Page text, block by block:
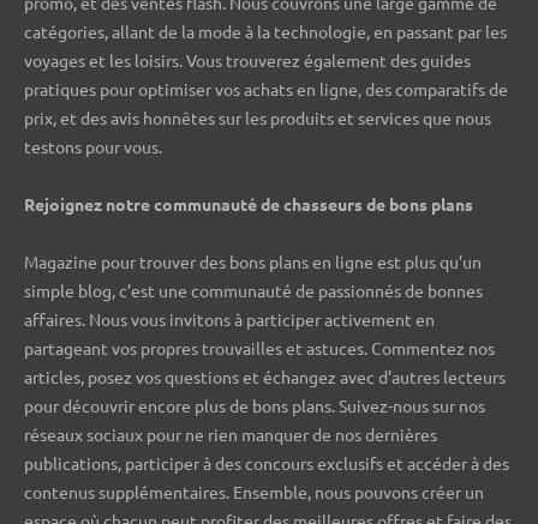
catégories, allant de la mode à la technologie, en passant par les
voyages et les loisirs. Vous trouverez également des guides
pratiques pour optimiser vos achats en ligne, des comparatifs de
prix, et des avis honnêtes sur les produits et services que nous
testons pour vous.
Rejoignez notre communauté de chasseurs de bons plans ️
Magazine pour trouver des bons plans en ligne est plus qu’un
simple blog, c’est une communauté de passionnés de bonnes
affaires. Nous vous invitons à participer activement en
partageant vos propres trouvailles et astuces. Commentez nos
articles, posez vos questions et échangez avec d’autres lecteurs
pour découvrir encore plus de bons plans. Suivez-nous sur nos
réseaux sociaux pour ne rien manquer de nos dernières
publications, participer à des concours exclusifs et accéder à des
contenus supplémentaires. Ensemble, nous pouvons créer un